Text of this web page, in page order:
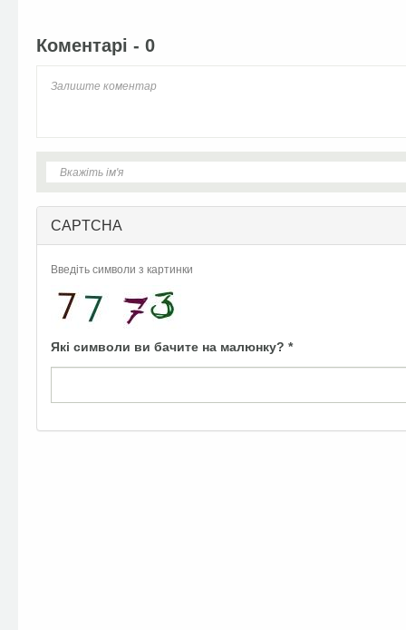
Коментарі - 0
CAPTCHA
Введіть символи з картинки
Які символи ви бачите на малюнку? *